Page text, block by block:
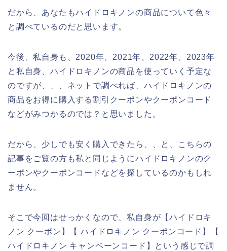
だから、あなたもハイドロキノンの商品について色々
と調べているのだと思います。
今後、私自身も、2020年、2021年、2022年、2023年
と私自身、ハイドロキノンの商品を使っていく予定な
のですが、、、ネットで調べれば、ハイドロキノンの
商品をお得に購入する割引クーポンやクーポンコード
などがみつかるのでは？と思いました。
だから、少しでも安く購入できたら、、と、こちらの
記事をご覧の方も私と同じようにハイドロキノンのク
ーポンやクーポンコードなどを探しているのかもしれ
ません。
そこで今回はせっかくなので、私自身が【ハイドロキ
ノン クーポン】【 ハイドロキノン クーポンコード】【
ハイドロキノン キャンペーンコード】という感じで調